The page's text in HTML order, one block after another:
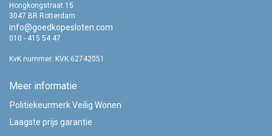
Hongkongstraat 15
3047 BR Rotterdam
info@goedkopesloten.com
010 - 415 54 47
KvK nummer: KVK 62742051
Meer informatie
Politiekeurmerk Veilig Wonen
Laagste prijs garantie